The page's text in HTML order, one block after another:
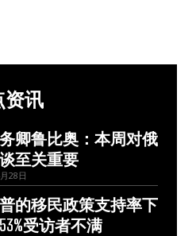
资讯
卿鲁比奥：本周对俄
至关重要
28日
的移民政策支持率下
受访者不满